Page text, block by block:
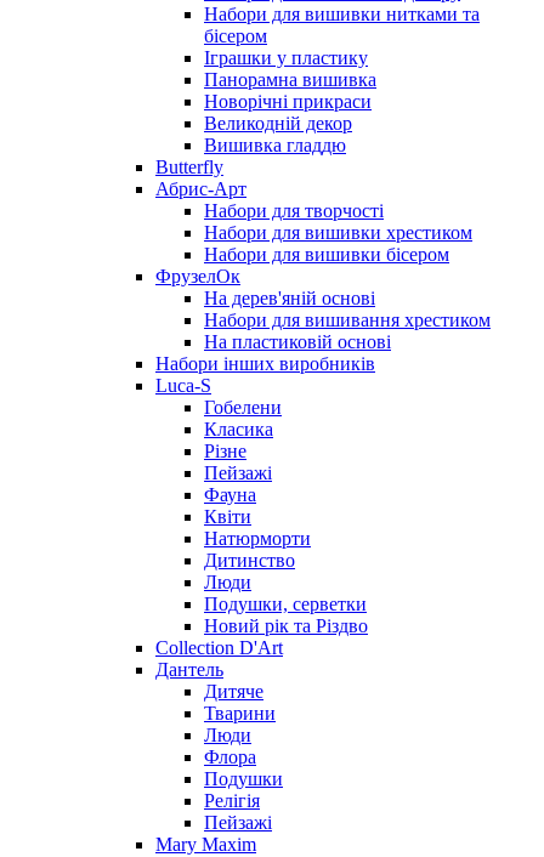
Набори для вишивки нитками та
бісером
Іграшки у пластику
Панорамна вишивка
Новорічні прикраси
Великодній декор
Вишивка гладдю
Butterfly
Абрис-Арт
Набори для творчості
Набори для вишивки хрестиком
Набори для вишивки бісером
ФрузелОк
На дерев'яній основі
Набори для вишивання хрестиком
На пластиковій основі
Набори інших виробників
Luca-S
Гобелени
Класика
Різне
Пейзажі
Фауна
Квіти
Натюрморти
Дитинство
Люди
Подушки, серветки
Новий рік та Різдво
Collection D'Art
Дантель
Дитяче
Тварини
Люди
Флора
Подушки
Релігія
Пейзажі
Mary Maxim